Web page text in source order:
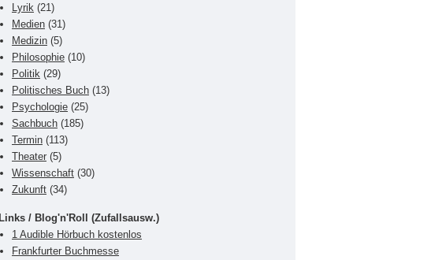
Lyrik (21)
Medien (31)
Medizin (5)
Philosophie (10)
Politik (29)
Politisches Buch (13)
Psychologie (25)
Sachbuch (185)
Termin (113)
Theater (5)
Wissenschaft (30)
Zukunft (34)
Links / Blog'n'Roll (Zufallsausw.)
1 Audible Hörbuch kostenlos
Frankfurter Buchmesse